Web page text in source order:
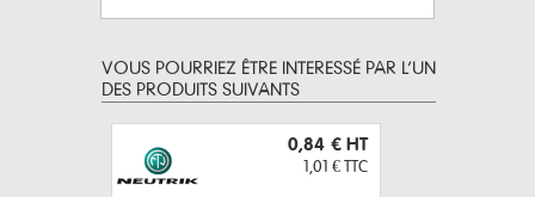
VOUS POURRIEZ ÊTRE INTERESSÉ PAR L’UN
DES PRODUITS SUIVANTS
0,84 € HT
1,01 € TTC